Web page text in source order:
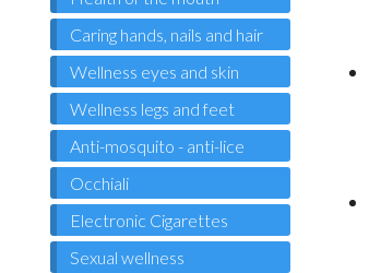
Caring hands, nails and hair
Wellness eyes and skin
Wellness legs and feet
Anti-mosquito - anti-lice
Occhiali
Electronic Cigarettes
Sexual wellness